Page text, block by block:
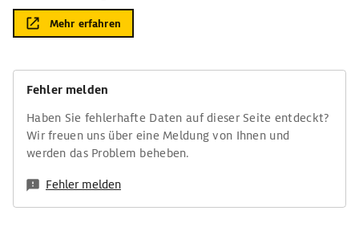
Mehr erfahren
Fehler melden
Haben Sie fehlerhafte Daten auf dieser Seite entdeckt?
Wir freuen uns über eine Meldung von Ihnen und
werden das Problem beheben.
Fehler melden